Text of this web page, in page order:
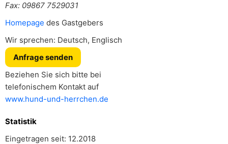
Fax: 09867 7529031
Homepage des Gastgebers
Wir sprechen: Deutsch, Englisch
Anfrage senden
Beziehen Sie sich bitte bei
telefonischem Kontakt auf
www.hund-und-herrchen.de
Statistik
Eingetragen seit: 12.2018